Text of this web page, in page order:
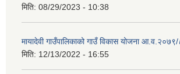
मिति: 08/29/2023 - 10:38
मायादेवी गाउँपालिकाको गाउँ विकास योजना
मिति: 12/13/2022 - 16:55